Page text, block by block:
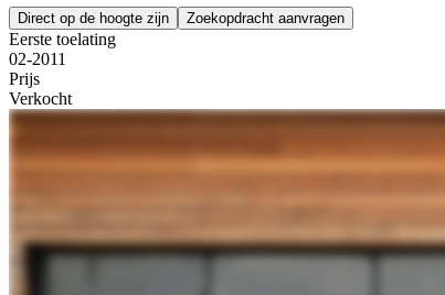
Direct op de hoogte zijn Zoekopdracht aanvragen
Eerste toelating
02-2011
Prijs
Verkocht